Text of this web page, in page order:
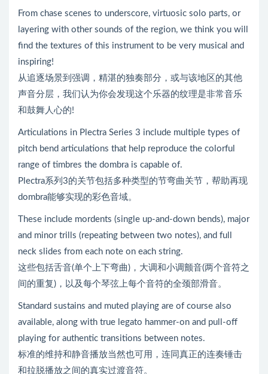
From chase scenes to underscore, virtuosic solo parts, or
layering with other sounds of the region, we think you will
find the textures of this instrument to be very musical and
inspiring!
从追逐场景到强调，精湛的独奏部分，或与该地区的其他
声音分层，我们认为你会发现这个乐器的纹理是非常音乐
和鼓舞人心的!
Articulations in Plectra Series 3 include multiple types of
pitch bend articulations that help reproduce the colorful
range of timbres the dombra is capable of.
Plectra系列3的关节包括多种类型的节弯曲关节，帮助再现
dombra能够实现的彩色音域。
These include mordents (single up-and-down bends), major
and minor trills (repeating between two notes), and full
neck slides from each note on each string.
这些包括舌音(单个上下弯曲)，大调和小调颤音(两个音符之
间的重复)，以及每个琴弦上每个音符的全颈部滑音。
Standard sustains and muted playing are of course also
available, along with true legato hammer-on and pull-off
playing for authentic transitions between notes.
标准的维持和静音播放当然也可用，连同真正的连奏锤击
和拉脱播放之间的真实过渡音符。